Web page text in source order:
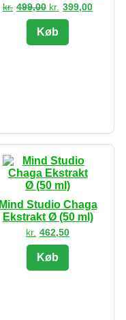
kr. 499,00 Den
oprindelige
pris
var:
kr. 399,00Den
Køb
Mind Studio Chaga
Ekstrakt Ø (50 ml)
kr. 462,50
Køb